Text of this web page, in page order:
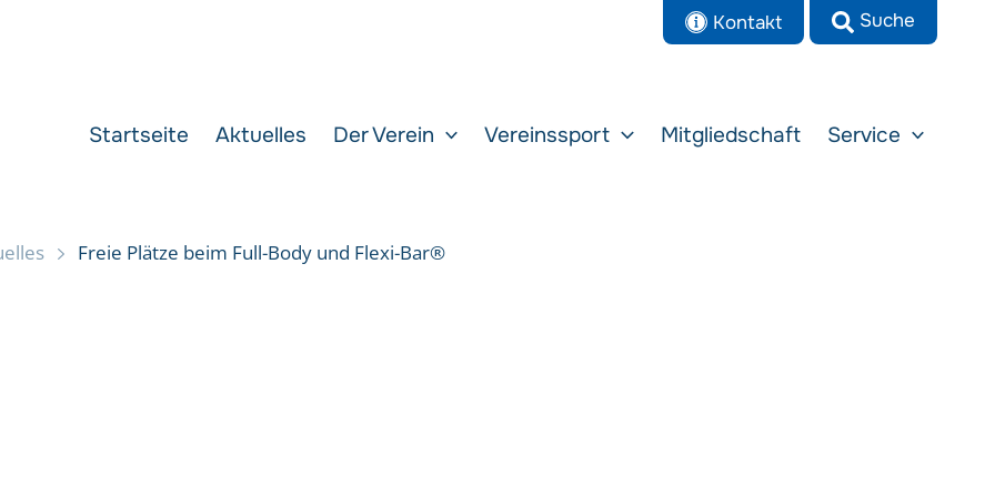
Kontakt
Startseite Aktuelles Der Verein Vereinssport Mitgliedschaft Service
Freie Plätze beim Full-Body und Flexi-Bar®